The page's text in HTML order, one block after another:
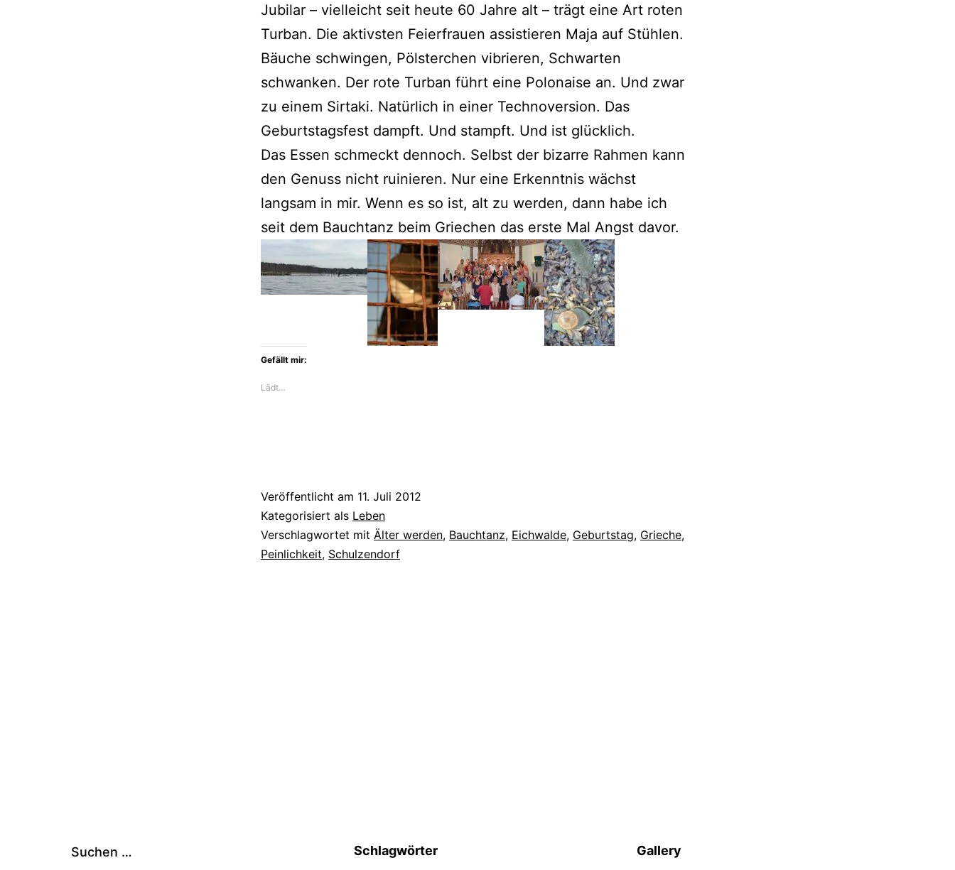
Jubilar – vielleicht seit heute 60 Jahre alt – trägt eine Art roten
Turban. Die aktivsten Feierfrauen assistieren Maja auf Stühlen.
Bäuche schwingen, Pölsterchen vibrieren, Schwarten
schwanken. Der rote Turban führt eine Polonaise an. Und zwar
zu einem Sirtaki. Natürlich in einer Technoversion. Das
Geburtstagsfest dampft. Und stampft. Und ist glücklich.
Das Essen schmeckt dennoch. Selbst der bizarre Rahmen kann
den Genuss nicht ruinieren. Nur eine Erkenntnis wächst
langsam in mir. Wenn es so ist, alt zu werden, dann habe ich
seit dem Bauchtanz beim Griechen das erste Mal Angst davor.
Gefällt mir:
Lädt…
Veröffentlicht am 11. Juli 2012
Kategorisiert als Leben
Verschlagwortet mit Älter werden, Bauchtanz, Eichwalde, Geburtstag, Grieche,
Peinlichkeit, Schulzendorf
Suchen … Schlagwörter Gallery